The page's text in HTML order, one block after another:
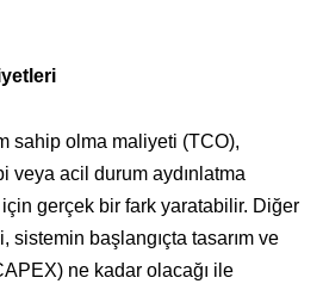
sahip olma maliyeti (TCO),
veya acil durum aydınlatma
gerçek bir fark yaratabilir. Diğer
sistemin başlangıçta tasarım ve
ne kadar olacağı ile